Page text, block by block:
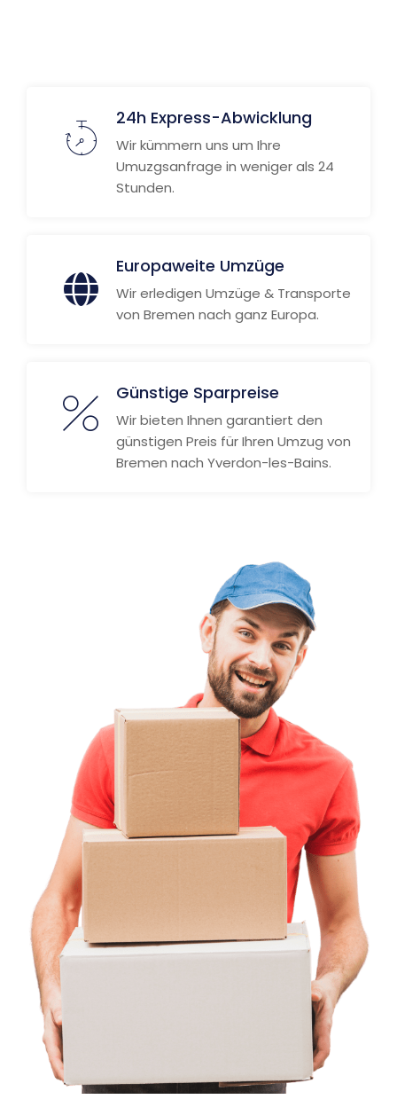
24h Express-Abwicklung
Wir kümmern uns um Ihre
Umuzgsanfrage in weniger als 24
Stunden.
Europaweite Umzüge
Wir erledigen Umzüge & Transporte
von Bremen nach ganz Europa.
Günstige Sparpreise
Wir bieten Ihnen garantiert den
günstigen Preis für Ihren Umzug von
Bremen nach Yverdon-les-Bains.